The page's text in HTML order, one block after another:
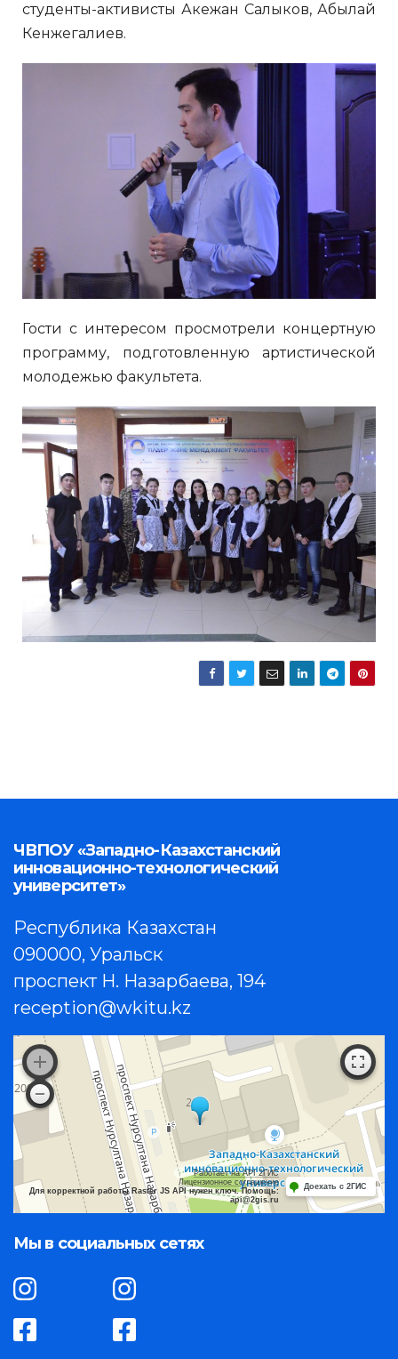
студенты-активисты Акежан Салыков, Абылай
Кенжегалиев.
Гости с интересом просмотрели концертную
программу, подготовленную артистической
молодежью факультета.
ЧВПОУ «Западно-Казахстанский
инновационно-технологический
университет»
Республика Казахстан
090000, Уральск
проспект Н. Назарбаева, 194
reception@wkitu.kz
Работает на API 2ГИС
Лицензионное соглашение
Для корректной работы Raster JS API нужен ключ. Помощь:
api@2gis.ru
Доехать с 2ГИС
Мы в социальных сетях